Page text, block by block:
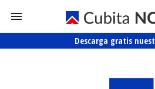
Descarga gratis